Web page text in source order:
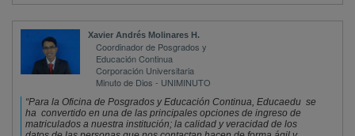
Xavier Andrés Molinares H.
Coordinador de Posgrados y
Educación Continua
Corporación Universitaria
Minuto de Dios - UNIMINUTO
“Para la Oficina de Posgrados y Educación Continua, Educaedu se
ha convertido en una de las principales opciones de ingreso de
matriculados a nuestra institución; la calidad y veracidad de los